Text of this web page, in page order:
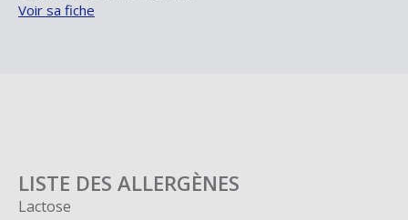
Voir sa fiche
LISTE DES ALLERGÈNES
Lactose